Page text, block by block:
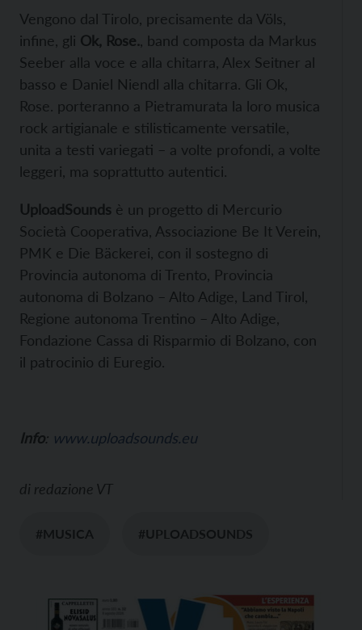
Vengono dal Tirolo, precisamente da Völs,
infine, gli Ok, Rose. , band composta da Markus
Seeber alla voce e alla chitarra, Alex Seitner al
basso e Daniel Niendl alla chitarra. Gli Ok,
Rose. porteranno a Pietramurata la loro musica
rock artigianale e stilisticamente versatile,
unita a testi variegati – a volte profondi, a volte
leggeri, ma soprattutto autentici.
UploadSounds è un progetto di Mercurio
Società Cooperativa, Associazione Be It Verein,
PMK e Die Bäckerei, con il sostegno di
Provincia autonoma di Trento, Provincia
autonoma di Bolzano – Alto Adige, Land Tirol,
Regione autonoma Trentino – Alto Adige,
Fondazione Cassa di Risparmio di Bolzano, con
il patrocinio di Euregio.
Info: www.uploadsounds.eu
di redazione VT
#MUSICA #UPLOADSOUNDS